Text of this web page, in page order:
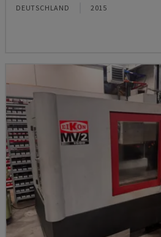
DEUTSCHLAND 2015